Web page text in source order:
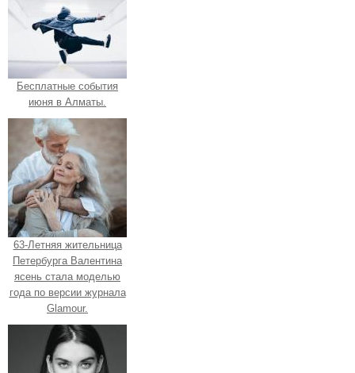
Бесплатные события
июня в Алматы.
63-Летняя жительница
Петербурга Валентина
ясень стала моделью
года по версии журнала
Glamour.